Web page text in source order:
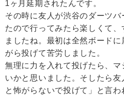
1ヶ月延期されたんです。
その時に友人が渋谷のダーツ
たので行ってみたら楽しくて
ましたね。最初は全然ボード
がら投げて苦労しました。
無理に力を入れて投げたら、
いかと思いました。そしたら
と怖がらないで投げて」と言